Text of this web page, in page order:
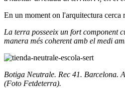
En un moment on l'arquitectura cerca
La terra posseeix un fort component
manera més coherent amb el medi
Botiga Neutrale. Rec 41. Barcelona.
(Foto Fetdeterra).